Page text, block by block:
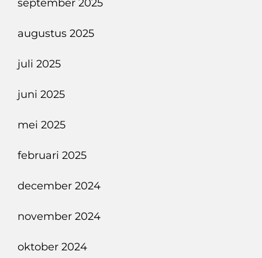
september 2025
augustus 2025
juli 2025
juni 2025
mei 2025
februari 2025
december 2024
november 2024
oktober 2024